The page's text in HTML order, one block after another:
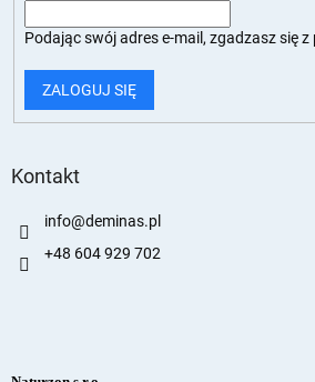
Podając swój adres e-mail, zgadzasz się z
ZALOGUJ SIĘ
Kontakt
info@deminas.pl
+48 604 929 702